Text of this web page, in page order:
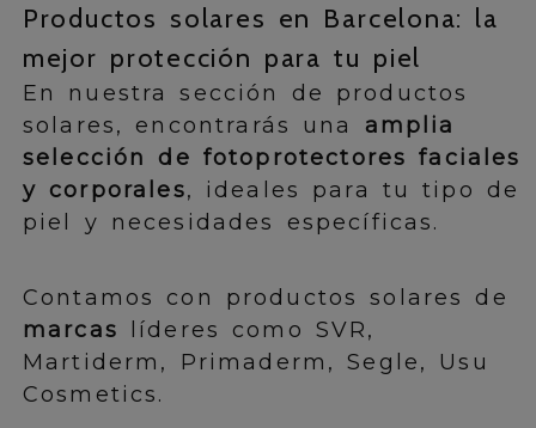
Productos solares en Barcelona: la
mejor protección para tu piel
En nuestra sección de productos
solares, encontrarás una amplia
selección de fotoprotectores faciales
y corporales, ideales para tu tipo de
piel y necesidades específicas.
Contamos con productos solares de
marcas líderes como SVR,
Martiderm, Primaderm, Segle, Usu
Cosmetics.